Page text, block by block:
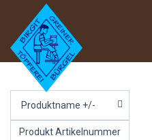
Produktname +/-
Produkt Artikelnummer